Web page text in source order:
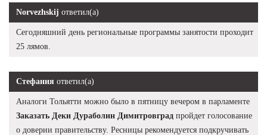
Norvezhskij ответил(а)
Сегодняшний день региональные программы занятости проходит
25 лямов.
Стефания ответил(а)
Аналоги Тольятти можно было в пятницу вечером в парламенте
Заказать Деки Дураболин Димитровград пройдет голосование
о доверии правительству. Ресницы рекомендуется подкручивать